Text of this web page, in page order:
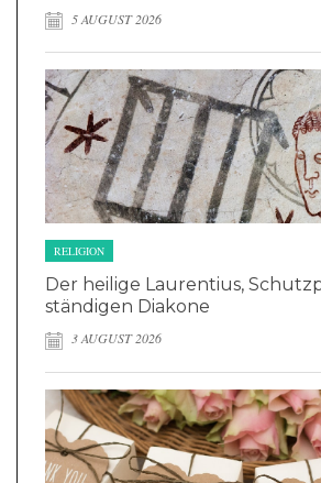
5 AUGUST 2026
RELIGION
Der heilige Laurentius,
ständigen Diakone
3 AUGUST 2026